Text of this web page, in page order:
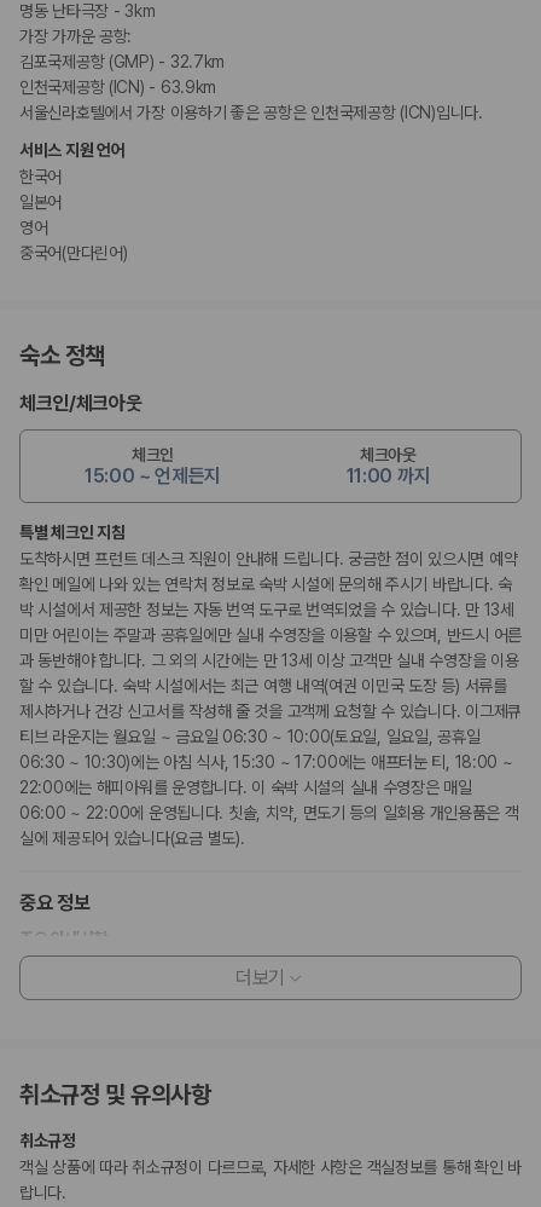
명동 난타극장 - 3km
가장 가까운 공항:
김포국제공항 (GMP) - 32.7km
인천국제공항 (ICN) - 63.9km
서울신라호텔에서 가장 이용하기 좋은 공항은 인천국제공항 (ICN)입니다.
서비스 지원 언어
한국어
일본어
영어
중국어(만다린어)
숙소 정책
체크인/체크아웃
체크인
15:00 ~ 언제든지
체크아웃
11:00 까지
특별 체크인 지침
도착하시면 프런트 데스크 직원이 안내해 드립니다. 궁금한 점이 있으시면 예약
확인 메일에 나와 있는 연락처 정보로 숙박 시설에 문의해 주시기 바랍니다. 숙
박 시설에서 제공한 정보는 자동 번역 도구로 번역되었을 수 있습니다. 만 13세
미만 어린이는 주말과 공휴일에만 실내 수영장을 이용할 수 있으며, 반드시 어른
과 동반해야 합니다. 그 외의 시간에는 만 13세 이상 고객만 실내 수영장을 이용
할 수 있습니다. 숙박 시설에서는 최근 여행 내역(여권 이민국 도장 등) 서류를
제시하거나 건강 신고서를 작성해 줄 것을 고객께 요청할 수 있습니다. 이그제큐
티브 라운지는 월요일 ~ 금요일 06:30 ~ 10:00(토요일, 일요일, 공휴일
06:30 ~ 10:30)에는 아침 식사, 15:30 ~ 17:00에는 애프터눈 티, 18:00 ~
22:00에는 해피아워를 운영합니다. 이 숙박 시설의 실내 수영장은 매일
06:00 ~ 22:00에 운영됩니다. 칫솔, 치약, 면도기 등의 일회용 개인용품은 객
실에 제공되어 있습니다(요금 별도).
중요 정보
주요 안내사항
추가 인원에 대한 요금이 부과될 수 있으며, 이는 숙박 시설 정책에 따라 다
며 추가 요금이 부과될 수 있습니다. 또한, 반드시 보장되지는 않습니다.
이 숙박 시설은 안전을 위해 소화기 등을 갖추고 있습니다.
고객 정책과 문화적 기준이나 규범은 국가 및 숙박 시설에 따라 다를 수 있
습니다. 명시된 정책은 숙박 시설에서 제공했습니다.
더보기
취소규정 및 유의사항
취소규정
객실 상품에 따라 취소규정이 다르므로, 자세한 사항은 객실정보를 통해 확인 바
랍니다.